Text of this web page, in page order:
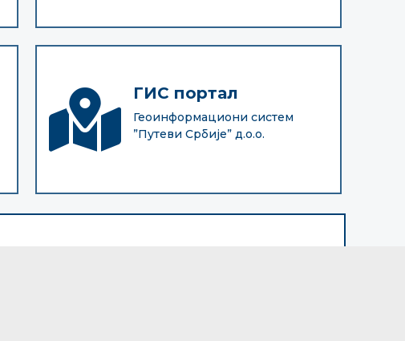
ГИС портал
Геоинформациони систем
”Путеви Србије” д.о.о.
Поштански фах 17, 11050 Београд 22